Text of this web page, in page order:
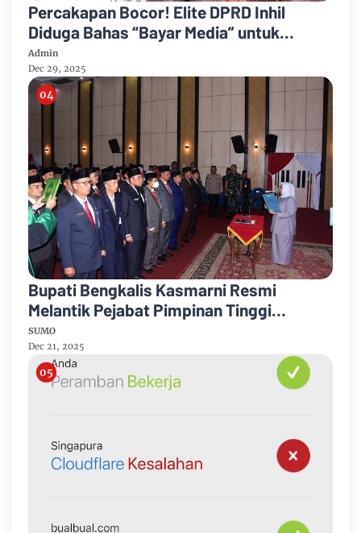
Percakapan Bocor! Elite DPRD Inhil
Diduga Bahas “Bayar Media” untuk
Dukung Kebijakan
Admin
Dec 29, 2025
Bupati Bengkalis Kasmarni Resmi
Melantik Pejabat Pimpinan Tinggi
Pratama
SUMO
Dec 21, 2025